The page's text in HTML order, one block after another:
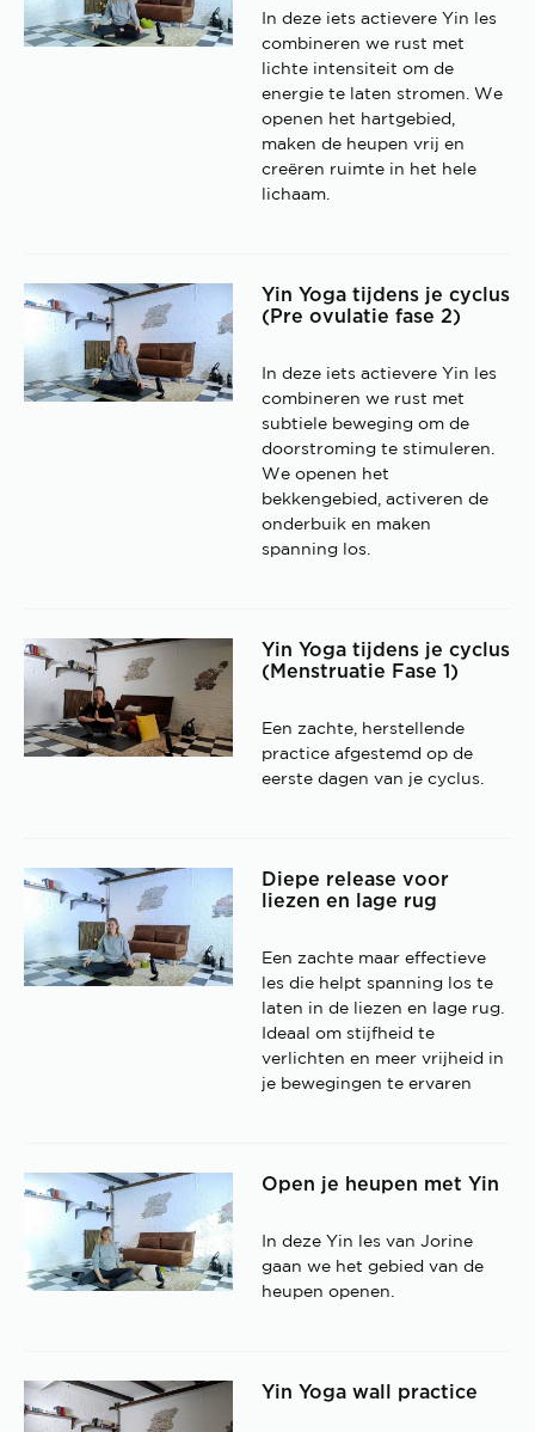
In deze iets actievere Yin les
combineren we rust met
lichte intensiteit om de
energie te laten stromen. We
openen het hartgebied,
maken de heupen vrij en
creëren ruimte in het hele
lichaam.
Yin Yoga tijdens je cyclus
(Pre ovulatie fase 2)
In deze iets actievere Yin les
combineren we rust met
subtiele beweging om de
doorstroming te stimuleren.
We openen het
bekkengebied, activeren de
onderbuik en maken
spanning los.
Yin Yoga tijdens je cyclus
(Menstruatie Fase 1)
Een zachte, herstellende
practice afgestemd op de
eerste dagen van je cyclus.
Diepe release voor
liezen en lage rug
Een zachte maar effectieve
les die helpt spanning los te
laten in de liezen en lage rug.
Ideaal om stijfheid te
verlichten en meer vrijheid in
je bewegingen te ervaren
Open je heupen met Yin
In deze Yin les van Jorine
gaan we het gebied van de
heupen openen.
Yin Yoga wall practice